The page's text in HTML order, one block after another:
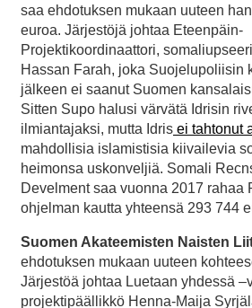
saa ehdotuksen mukaan uuteen
euroa. Järjestöjä johtaa Eteenpäin-
Projektikoordinaattori,
Hassan Farah, joka Suojelupoliisin
jälkeen ei saanut Suomen
Sitten Supo halusi värvätä Idrisin
ilmiantajaksi, mutta Idris ei tahtonut
mahdollisia islamistisia kiivailevia
heimonsa uskonveljiä. Somali
Develment saa vuonna 2017 rahaa
ohjelman kautta yhteensä 293 744
Suomen Akateemisten Naisten
ehdotuksen mukaan uuteen
Järjestöä johtaa Luetaan yhdessä
projektipäällikkö Henna-Maija